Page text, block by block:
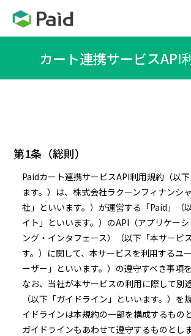
カート連携サービスAPI
第1条（総則）
Paidカート連携サービスAPI利用規約（以
ます。）は、株式会社ラクーンフィナンシ
社」といいます。）が運営する「Paid」（
イト」といいます。）のAPI（アプリケー
ング・インタフェース）（以下「本サービ
す。）に関して、本サービスを利用するユ
ーザー」といいます。）の遵守すべき事項
なお、当社が本サービスの利用に際して別
（以下「ガイドライン」といいます。）を
イドラインは本規約の一部を構成するもの
ガイドラインもあわせて遵守するものとしま